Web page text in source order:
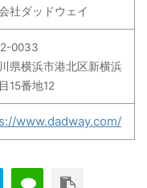
社ダッドウェイ
0033
県横浜市港北区新横浜
15番地12
www.dadway.com/